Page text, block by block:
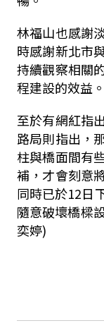
林福山也感謝
時感謝新北市
持續觀察相關
程建設的效益。
至於有網紅指
路局則指出，
柱與橋面間有
補，才會刻意
同時已於12日
隨意破壞橋樑
奕婷)